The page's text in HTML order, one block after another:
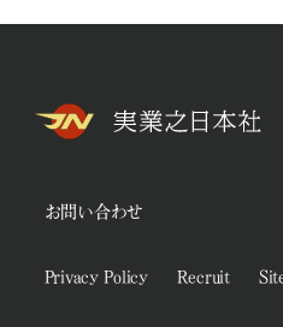
お問い合わせ
Privacy Policy Recruit